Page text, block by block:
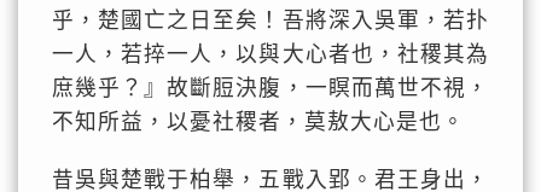
乎，楚國亡之日至矣！吾將深入吳軍，若扑
一人，若捽一人，以與大心者也，社稷其為
庶幾乎？』故斷脰決腹，一瞑而萬世不視，
不知所益，以憂社稷者，莫敖大心是也。
昔吳與楚戰于柏舉，五戰入郢。君王身出，